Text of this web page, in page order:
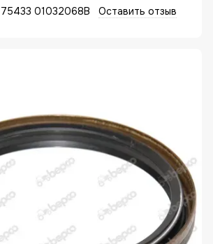
01032068B Оставить отзыв